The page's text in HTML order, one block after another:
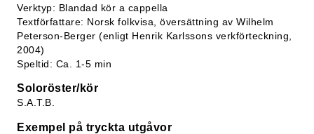
Verktyp: Blandad kör a cappella
Textförfattare: Norsk folkvisa, översättning av Wilhelm
Peterson-Berger (enligt Henrik Karlssons verkförteckning,
2004)
Speltid: Ca. 1-5 min
Soloröster/kör
S.A.T.B.
Exempel på tryckta utgåvor